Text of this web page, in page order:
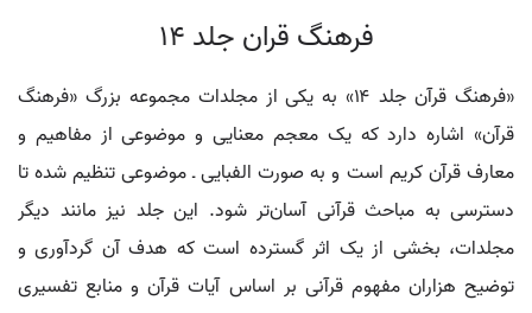
فرهنگ قران جلد 14
«فرهنگ قرآن جلد ۱۴» به یکی از مجلدات مجموعه بزرگ «فرهنگ
قرآن» اشاره دارد که یک معجم معنایی و موضوعی از مفاهیم و
معارف قرآن کریم است و به صورت الفبایی ـ موضوعی تنظیم شده تا
دسترسی به مباحث قرآنی آسان‌تر شود. این جلد نیز مانند دیگر
مجلدات، بخشی از یک اثر گسترده است که هدف آن گردآوری و
توضیح هزاران مفهوم قرآنی بر اساس آیات قرآن و منابع تفسیری